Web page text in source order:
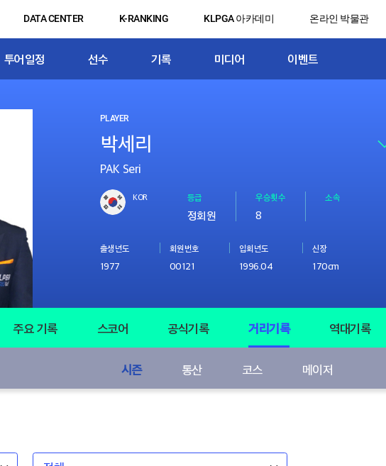
DATA CENTER K-RANKING KLPGA 아카데미 온라인 박물관
투어일정 선수 기록 미디어 이벤트
PLAYER
PAK Seri
KOR 등급
정회원
우승횟수
8
소속
출생년도
1977
회원번호
00121
입회년도
1996.04
신장
170cm
주요 기록 스코어 공식기록 거리기록 역대기록
시즌 통산 코스 메이저